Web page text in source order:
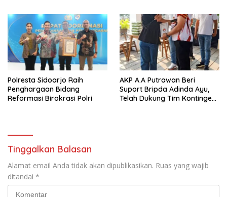
Polresta Sidoarjo Raih
Penghargaan Bidang
Reformasi Birokrasi Polri
AKP A.A Putrawan Beri
Suport Bripda Adinda Ayu,
Telah Dukung Tim Kontingen
Tinggalkan Balasan
Alamat email Anda tidak akan dipublikasikan. Ruas yang wajib
ditandai *